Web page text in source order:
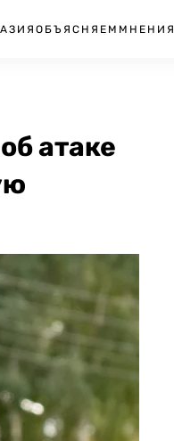
ОБЪЯСНЯЕМ МНЕНИЯ
атаке